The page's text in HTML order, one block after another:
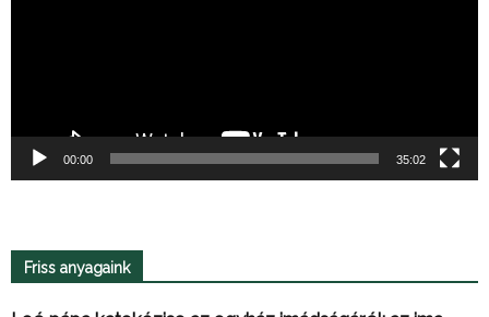
00:00 35:02
Friss anyagaink